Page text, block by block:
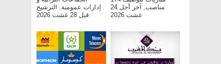
إدارات عمومية. الترشيح
قبل 28 غشت 2026
مناصب. آخر أجل 24
غشت 2026